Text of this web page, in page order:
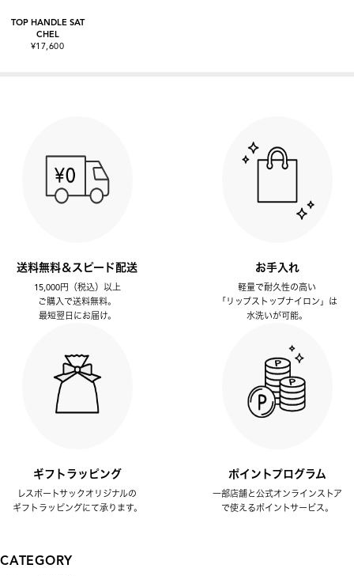
TOP HANDLE SAT
CHEL
¥17,600
送料無料＆スピード配送
15,000円（税込）以上
ご購入で送料無料。
最短翌日にお届け。
お手入れ
軽量で耐久性の高い
「リップストップナイロン」は
水洗いが可能。
ギフトラッピング
レスポートサックオリジナルの
ギフトラッピングにて承ります。
ポイントプログラム
一部店舗と公式オンラインストア
で使えるポイントサービス。
CATEGORY